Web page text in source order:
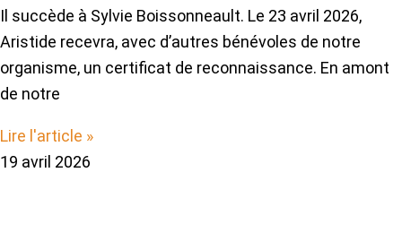
Il succède à Sylvie Boissonneault. Le 23 avril 2026,
Aristide recevra, avec d’autres bénévoles de notre
organisme, un certificat de reconnaissance. En amont
de notre
Lire l'article »
19 avril 2026